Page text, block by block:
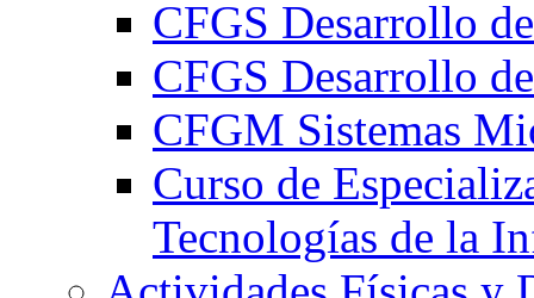
CFGS Desarrollo
CFGS Desarrollo
CFGM Sistemas
Curso de
Tecnologías de la